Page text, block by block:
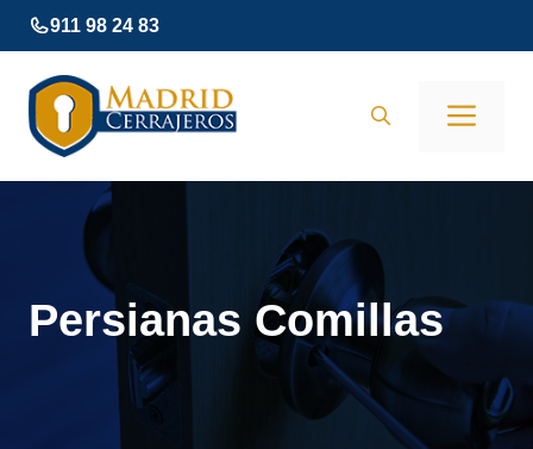
Saltar
al
contenido
911 98 24 83
Persianas Comillas